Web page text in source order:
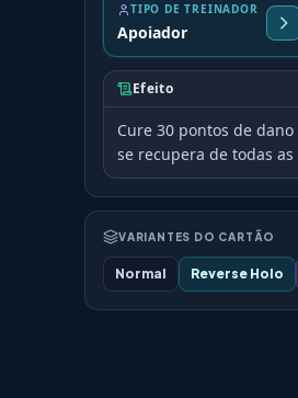
TIPO DE TREINADOR
Apoiador
Efeito
Cure 30 pontos de
se recupera de todas as
VARIANTES DO CARTÃO
Normal Reverse Holo